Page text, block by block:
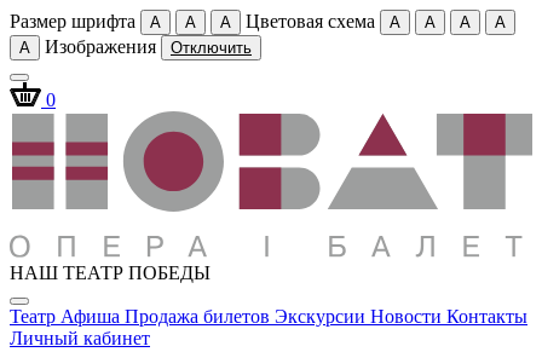
Размер шрифта A A A Цветовая схема A A A
A
A
Изображения Отключить
0
НАШ ТЕАТР ПОБЕДЫ
Театр Афиша Продажа билетов Экскурсии Новости Контакты
Личный кабинет